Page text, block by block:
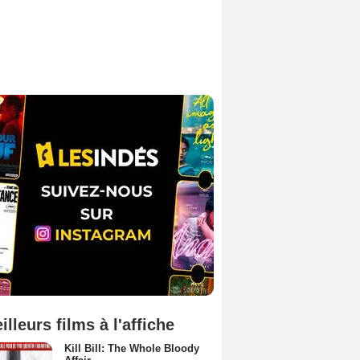
films à l'affiche
Kill Bill: The Whole Bloody